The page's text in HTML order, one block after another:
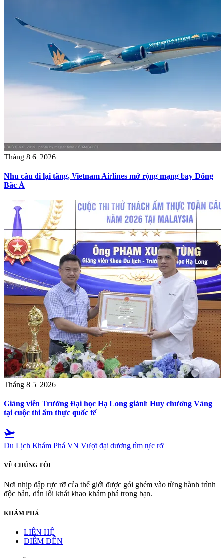
Tháng 8 6, 2026
Nhu cầu đi lại tăng, Vietnam Airlines mở rộng mạng bay Đông
Bắc Á
Tháng 8 5, 2026
Giảng viên Trường Đại học Hạ Long giành Huy chương Vàng
tại cuộc thi ẩm thực quốc tế
flight_takeoff
Du Lịch Khám Phá VN Vượt đại dương tìm rực rỡ
VỀ CHÚNG TÔI
Nơi nhịp đập rực rỡ của thế giới được gói ghém vào từng hành trình
độc bản, dẫn lối khát khao khám phá trong bạn.
KHÁM PHÁ
LIÊN HỆ
ĐIỂM ĐẾN